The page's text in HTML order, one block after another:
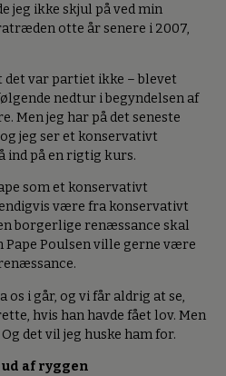
jeg ikke skjul på ved min
otte år senere i 2007,
det var partiet ikke – blevet
nedtur i begyndelsen af
Men jeg har på det seneste
jeg ser et konservativt
ind på en rigtig kurs.
som et konservativt
være fra konservativt
borgerlige renæssance skal
Pape Poulsen ville gerne være
i går, og vi får aldrig at se,
hvis han havde fået lov. Men
det vil jeg huske ham for.
af ryggen